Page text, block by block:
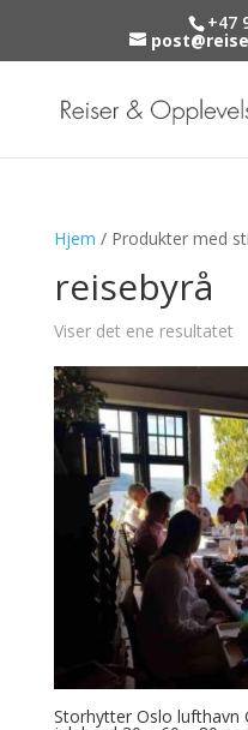
+47
Hjem / Produkter med
reisebyrå
Viser det ene resultatet
Storhytter Oslo lufthavn